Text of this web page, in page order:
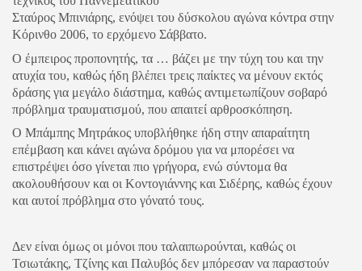
Σταύρος Μπινιάρης, ενόψει του δύσκολου αγώνα κόντρα στην
Κόρινθο 2006, το ερχόμενο Σάββατο.
Ο έμπειρος προπονητής, τα … βάζει με την τύχη του και την
ατυχία του, καθώς ήδη βλέπει τρεις παίκτες να μένουν εκτός
δράσης για μεγάλο διάστημα, καθώς αντιμετωπίζουν σοβαρό
πρόβλημα τραυματισμού, που απαιτεί αρθροσκόπηση.
Ο Μπάμπης Μητράκος υποβλήθηκε ήδη στην απαραίτητη
επέμβαση και κάνει αγώνα δρόμου για να μπορέσει να
επιστρέψει όσο γίνεται πιο γρήγορα, ενώ σύντομα θα
ακολουθήσουν και οι Κοντογιάννης και Σιδέρης, καθώς έχουν
και αυτοί πρόβλημα στο γόνατό τους.
Δεν είναι όμως οι μόνοι που ταλαιπωρούνται, καθώς οι
Τσιωτάκης, Τζίνης και Παλυβός δεν μπόρεσαν να παραστούν